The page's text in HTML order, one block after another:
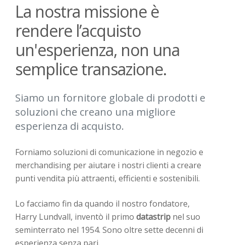
La nostra missione è
rendere l’acquisto
un'esperienza, non una
semplice transazione.
Siamo un fornitore globale di prodotti e
soluzioni che creano una migliore
esperienza di acquisto.
Forniamo soluzioni di comunicazione in negozio e
merchandising per aiutare i nostri clienti a creare
punti vendita più attraenti, efficienti e sostenibili.
Lo facciamo fin da quando il nostro fondatore,
Harry Lundvall, inventò il primo datastrip nel suo
seminterrato nel 1954. Sono oltre sette decenni di